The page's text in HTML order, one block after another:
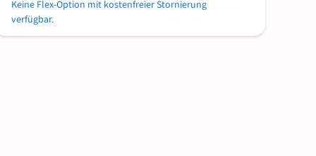
Keine Flex-Option mit kostenfreier Stornierung
verfügbar.